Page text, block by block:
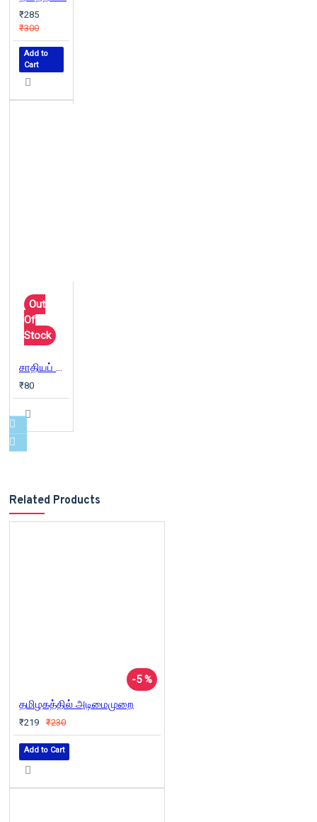
₹285
₹300
Add to
Cart
Out
Of
Stock
சாதியப் பிரச்சினைக்குத் தீர்வு
₹80
Related Products
-5 %
தமிழகத்தில் அடிமைமுறை
₹219 ₹230
Add to Cart